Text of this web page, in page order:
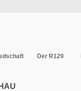
Der R129